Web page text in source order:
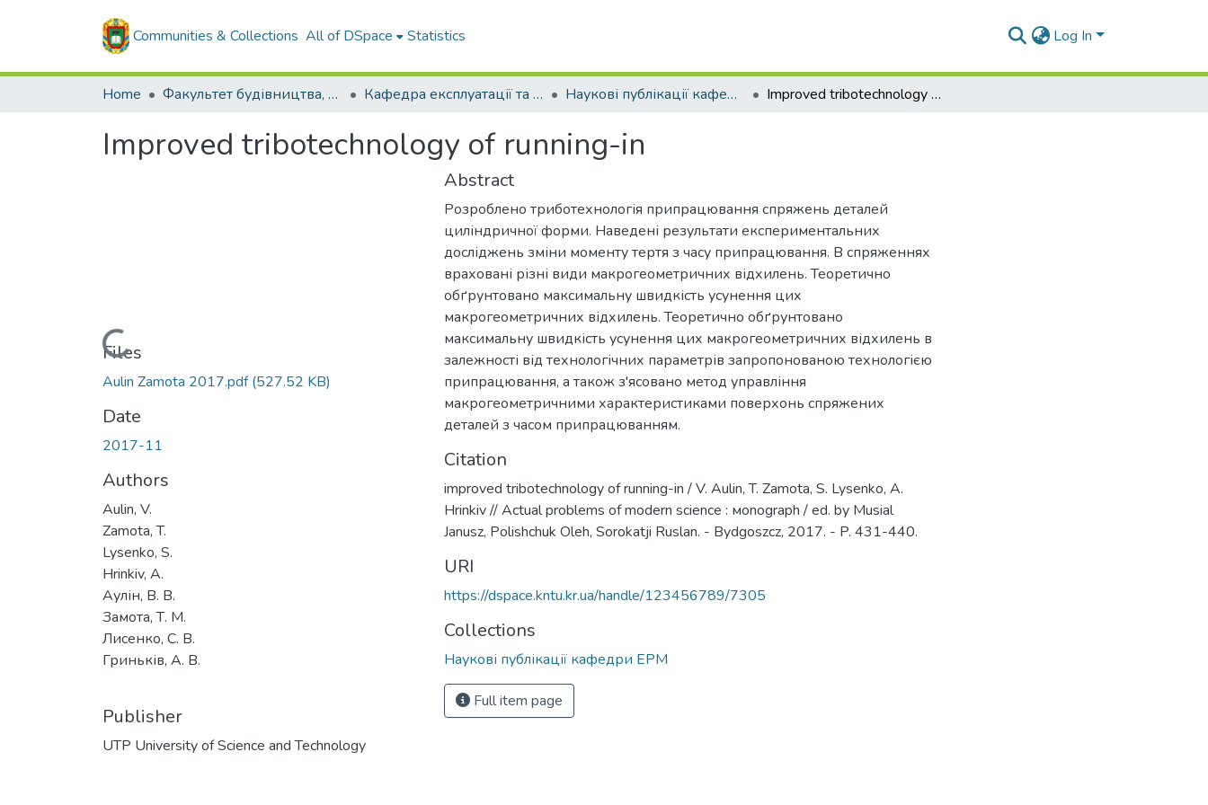
Communities & Collections All of DSpace Statistics Log In
Home Факультет будівництва, транспорту та енергетики Кафедра експлуатації та ремонту машин Наукові публікації кафедри ЕРМ Improved tribotechnology of running-in
Improved tribotechnology of running-in
Loading...
Files
Aulin Zamota 2017.pdf(527.52 KB)
Date
2017-11
Authors
Aulin, V.
Zamota, T.
Lysenko, S.
Hrinkiv, A.
Аулін, В. В.
Замота, Т. М.
Лисенко, С. В.
Гриньків, А. В.
Publisher
UTP University of Science and Technology
Abstract
Розроблено триботехнологія припрацювання спряжень деталей
циліндричної форми. Наведені результати експериментальних
досліджень зміни моменту тертя з часу припрацювання. В спряженнях
враховані різні види макрогеометричних відхилень. Теоретично
обґрунтовано максимальну швидкість усунення цих
макрогеометричних відхилень. Теоретично обґрунтовано
максимальну швидкість усунення цих макрогеометричних відхилень в
залежності від технологічних параметрів запропонованою технологією
припрацювання, а також з'ясовано метод управління
макрогеометричними характеристиками поверхонь спряжених
деталей з часом припрацюванням.
Citation
improved tribotechnology of running-in / V. Aulin, T. Zamota, S. Lysenko, A.
Hrinkiv // Actual problems of modern science : мonograph / ed. by Musial
Janusz, Polishchuk Oleh, Sorokatji Ruslan. - Bydgoszcz, 2017. - P. 431-440.
URI
https://dspace.kntu.kr.ua/handle/123456789/7305
Collections
Наукові публікації кафедри ЕРМ
Full item page